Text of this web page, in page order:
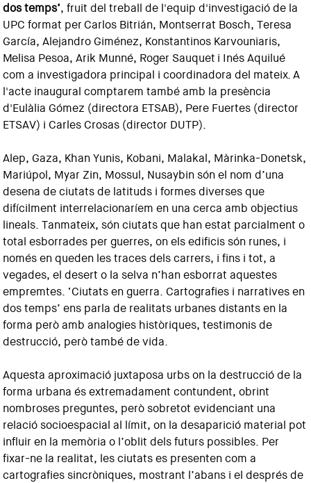
dos temps’, fruit del treball de l'equip d'investigació de la
UPC format per Carlos Bitrián, Montserrat Bosch, Teresa
García, Alejandro Giménez, Konstantinos Karvouniaris,
Melisa Pesoa, Arik Munné, Roger Sauquet i Inés Aquilué
com a investigadora principal i coordinadora del mateix. A
l'acte inaugural comptarem també amb la presència
d'Eulàlia Gómez (directora ETSAB), Pere Fuertes (director
ETSAV) i Carles Crosas (director DUTP).
Alep, Gaza, Khan Yunis, Kobani, Malakal, Màrinka-Donetsk,
Mariúpol, Myar Zin, Mossul, Nusaybin són el nom d’una
desena de ciutats de latituds i formes diverses que
difícilment interrelacionaríem en una cerca amb objectius
lineals. Tanmateix, són ciutats que han estat parcialment o
total esborrades per guerres, on els edificis són runes, i
només en queden les traces dels carrers, i fins i tot, a
vegades, el desert o la selva n’han esborrat aquestes
empremtes. ‘Ciutats en guerra. Cartografies i narratives en
dos temps’ ens parla de realitats urbanes distants en la
forma però amb analogies històriques, testimonis de
destrucció, però també de vida.
Aquesta aproximació juxtaposa urbs on la destrucció de la
forma urbana és extremadament contundent, obrint
nombroses preguntes, però sobretot evidenciant una
relació socioespacial al límit, on la desaparició material pot
influir en la memòria o l’oblit dels futurs possibles. Per
fixar-ne la realitat, les ciutats es presenten com a
cartografies sincròniques, mostrant l’abans i el després de